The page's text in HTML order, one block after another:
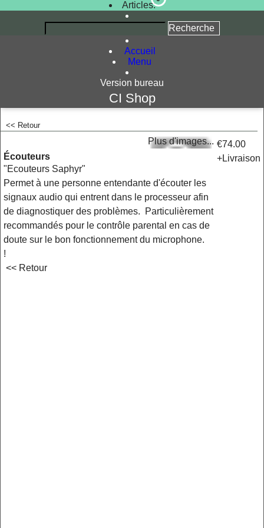
Articles:
Accueil
Menu
Version bureau
CI Shop
<< Retour
<!-- MakeFullWidth0 --><!-- MakeFullWidth1 --><!-- MakeFullWidth2 --><!-- MakeFullWidth3 --><!-- MakeFullWidth4 --><!-- MakeFullWidth5 --><!-- MakeFullWidth6 --><!-- MakeFullWidth7 --><!-- MakeFullWidth8 --><!-- MakeFullWidth9 --><!-- MakeFullWidth10 --><!-- MakeFullWidth11 --><!-- MakeFullWidth12 --><!-- MakeFullWidth13 --><!-- MakeFullWidth14 --><!-- MakeFullWidth15 --><!-- MakeFullWidth16 --><!-- MakeFullWidth17 --><!-- MakeFullWidth18 --><!-- MakeFullWidth19 -->
Plus d'images...
Écouteurs
"Ecouteurs Saphyr"
Permet à une personne entendante d'écouter les
signaux audio qui entrent dans le processeur afin
de diagnostiquer des problèmes. Particulièrement
recommandés pour le contrôle parental en cas de
doute sur le bon fonctionnement du microphone.
!
<< Retour
€74.00
+Livraison